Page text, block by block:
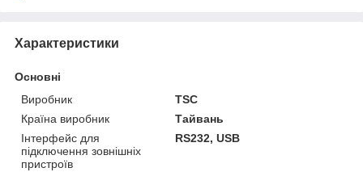
Характеристики
Основні
Виробник
TSC
Країна виробник
Тайвань
Інтерфейс для
підключення зовнішніх
пристроїв
RS232, USB